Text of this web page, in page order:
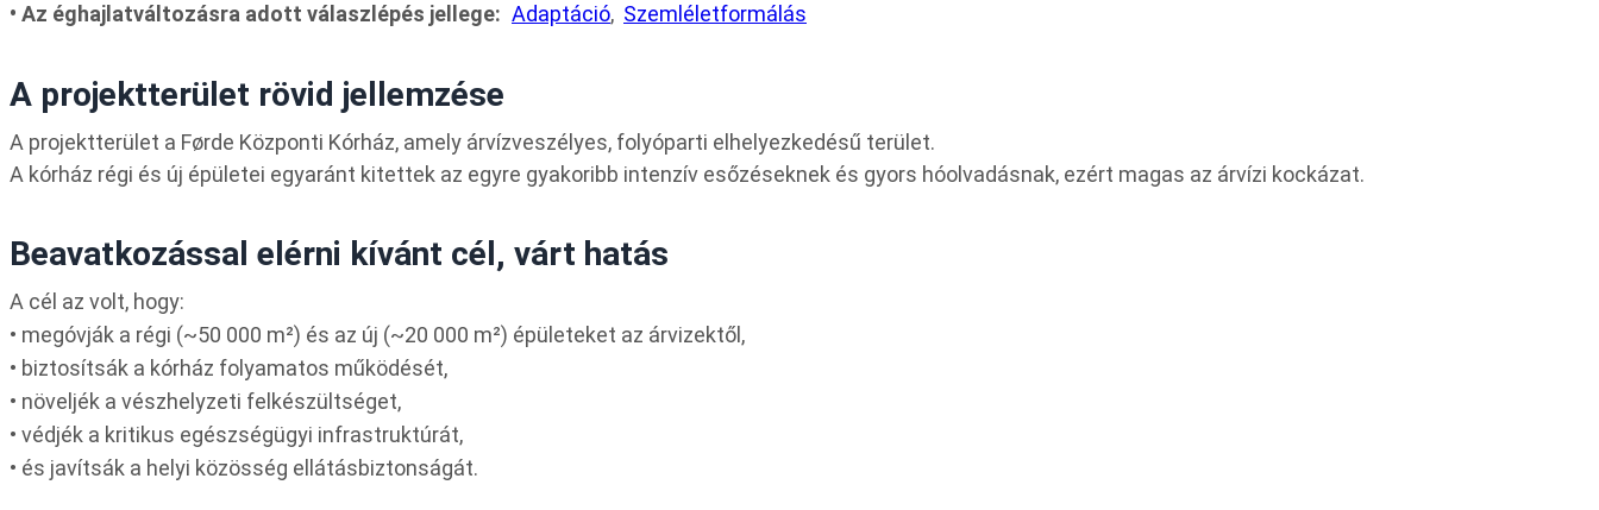
Az éghajlatváltozásra adott válaszlépés jellege
Adaptáció Szemléletformálás
A projektterület rövid jellemzése
A projektterület a Førde Központi Kórház, amely árvízveszélyes, folyóparti elhelyezkedésű terület.
A kórház régi és új épületei egyaránt kitettek az egyre gyakoribb intenzív esőzéseknek és gyors hóolvadásnak, ezért magas az árvízi kockázat.
Beavatkozással elérni kívánt cél, várt hatás
A cél az volt, hogy:
• megóvják a régi (~50 000 m²) és az új (~20 000 m²) épületeket az árvizektől,
• biztosítsák a kórház folyamatos működését,
• növeljék a vészhelyzeti felkészültséget,
• védjék a kritikus egészségügyi infrastruktúrát,
• és javítsák a helyi közösség ellátásbiztonságát.